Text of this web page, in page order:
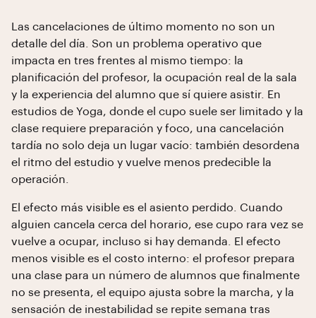
Las cancelaciones de último momento no son un
detalle del día. Son un problema operativo que
impacta en tres frentes al mismo tiempo: la
planificación del profesor, la ocupación real de la sala
y la experiencia del alumno que sí quiere asistir. En
estudios de Yoga, donde el cupo suele ser limitado y la
clase requiere preparación y foco, una cancelación
tardía no solo deja un lugar vacío: también desordena
el ritmo del estudio y vuelve menos predecible la
operación.
El efecto más visible es el asiento perdido. Cuando
alguien cancela cerca del horario, ese cupo rara vez se
vuelve a ocupar, incluso si hay demanda. El efecto
menos visible es el costo interno: el profesor prepara
una clase para un número de alumnos que finalmente
no se presenta, el equipo ajusta sobre la marcha, y la
sensación de inestabilidad se repite semana tras